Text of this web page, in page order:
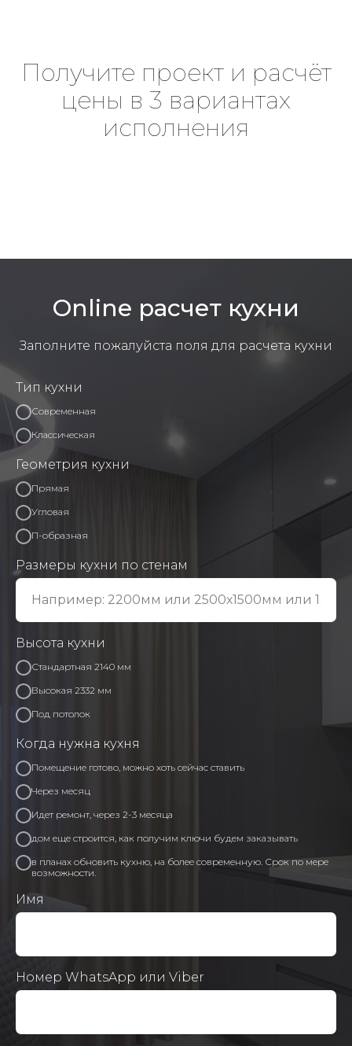
Получите проект и расчёт
цены в 3 вариантах
исполнения
Online расчет кухни
Заполните пожалуйста поля для расчета кухни
Тип кухни
Современная
Классическая
Геометрия кухни
Прямая
Угловая
П-образная
Размеры кухни по стенам
Высота кухни
Стандартная 2140 мм
Высокая 2332 мм
Под потолок
Когда нужна кухня
Помещение готово, можно хоть сейчас ставить
Через месяц
Идет ремонт, через 2-3 месяца
дом еще строится, как получим ключи будем заказывать
в планах обновить кухню, на более современную. Срок по мере
возможности.
Имя
Номер WhatsApp или Viber